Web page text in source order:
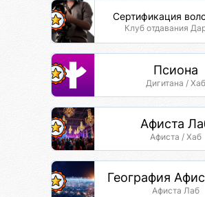
Сертификация
Клуб отдавания
Псиона
Дигитана / Хаб
Афиста
Афиста / Хаб
География
Афиста Лаб